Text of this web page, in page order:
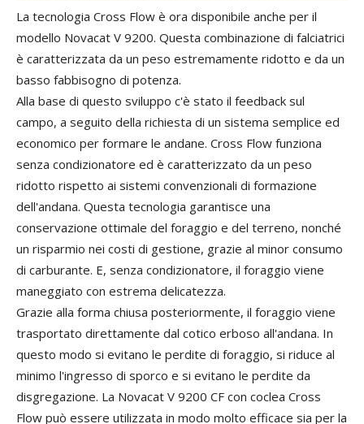
La tecnologia Cross Flow è ora disponibile anche per il
modello Novacat V 9200. Questa combinazione di falciatrici
è caratterizzata da un peso estremamente ridotto e da un
basso fabbisogno di potenza.
Alla base di questo sviluppo c'è stato il feedback sul
campo, a seguito della richiesta di un sistema semplice ed
economico per formare le andane. Cross Flow funziona
senza condizionatore ed è caratterizzato da un peso
ridotto rispetto ai sistemi convenzionali di formazione
dell'andana. Questa tecnologia garantisce una
conservazione ottimale del foraggio e del terreno, nonché
un risparmio nei costi di gestione, grazie al minor consumo
di carburante. E, senza condizionatore, il foraggio viene
maneggiato con estrema delicatezza.
Grazie alla forma chiusa posteriormente, il foraggio viene
trasportato direttamente dal cotico erboso all'andana. In
questo modo si evitano le perdite di foraggio, si riduce al
minimo l'ingresso di sporco e si evitano le perdite da
disgregazione. La Novacat V 9200 CF con coclea Cross
Flow può essere utilizzata in modo molto efficace sia per la